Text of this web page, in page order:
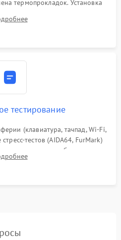
термопрокладок. Установка
накопителей. Предварительная
тестирование
(клавиатура, тачпад, Wi-Fi,
тестов (AIDA64, FurMark)
режима и стабильности
нагрузкой.